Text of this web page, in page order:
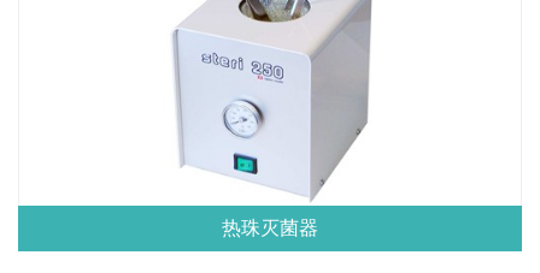
热珠灭菌器